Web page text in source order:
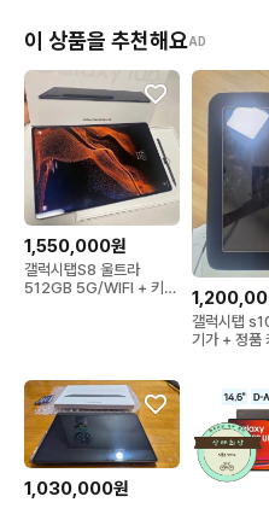
이 상품을 추천해요AD
1,550,000원
갤럭시탭S8 울트라
512GB 5G/WIFI + 키보
갤럭시탭
기가 + 정품
1,030,000원